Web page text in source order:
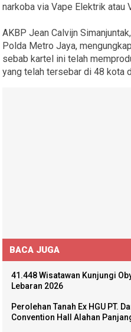
narkoba via Vape Elektrik atau
AKBP Jean Calvijn
Polda Metro Jaya,
sebab kartel ini telah
yang telah tersebar di 48 kota
BACA JUGA
41.448 Wisatawan Kunjungi
Lebaran 2026
Perolehan Tanah Ex HGU PT.
Convention Hall Alahan